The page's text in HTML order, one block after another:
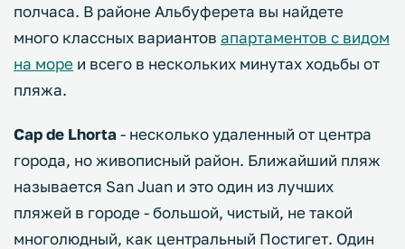
полчаса. В районе Альбуферета вы найдете
много классных вариантов апартаментов с видом
на море и всего в нескольких минутах ходьбы от
пляжа.
Cap de Lhorta- несколько удаленный от центра
города, но живописный район. Ближайший пляж
называется San Juan и это один из лучших
пляжей в городе - большой, чистый, не такой
многолюдный, как центральный Постигет. Один